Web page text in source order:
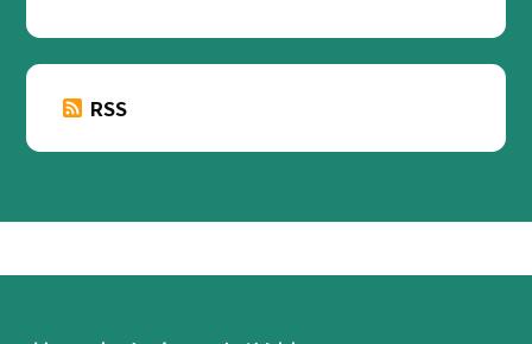
RSS